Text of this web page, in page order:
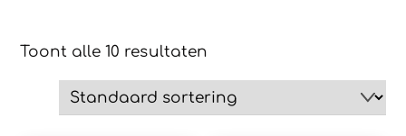
Toont alle 10 resultaten